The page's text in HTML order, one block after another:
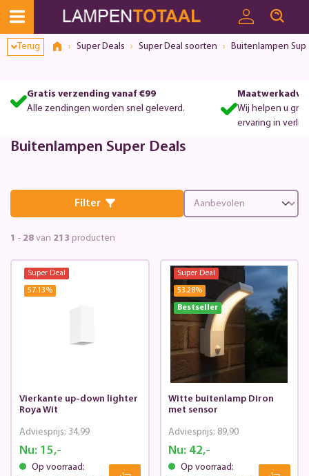
Terug Super Deals Super Deal soorten Buitenlampen
Gratis verzending vanaf €99
Alle zendingen worden snel geleverd.
Wij helpen u
ervaring in
Buitenlampen Super Deals
Filter
1 - 28 van 213 producten
Super Deal
57.13%
Vierkante up-down lighter
Roya Wit
Nu:15,-
Adviesprijs: 34,99
Op voorraad:
Super Deal
53.28%
Bestseller
Witte buitenlamp Diron
met sensor
Nu: 42,-
Adviesprijs: 89,90
Op voorraad: